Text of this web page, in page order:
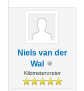
Niels van der
Wal
Kilometervreter